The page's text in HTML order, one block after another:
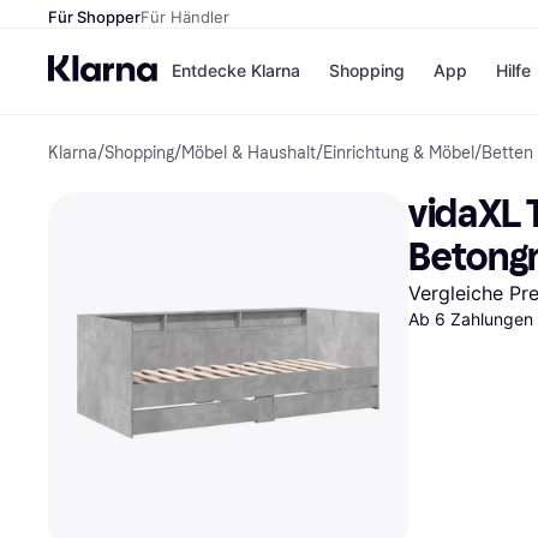
Für ShopperFür Händler
Entdecke Klarna
Zahlungsmethoden
Sofort bezahlen
Bezahle in 3
Teilzahlungen
Bezahle in bis zu 30
Ratenzahlung
Shopping
Shops
eBay
Temu
SHEIN
App Hilfe
Klarna/Shopping/Möbel & Haushalt/Einrichtung & Möbel /Betten
vidaXL
Vergleiche
Ab 6 Zahlungen